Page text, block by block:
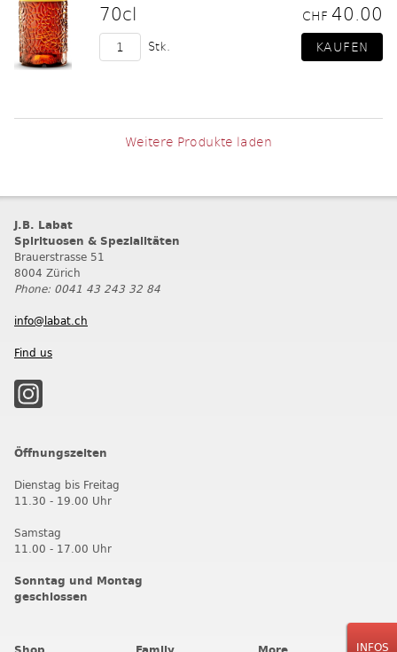
70cl CHF 40.00
Stk.
Weitere Produkte laden
INFOS
J.B. Labat
Spirituosen & Spezialitäten
Brauerstrasse 51
8004 Zürich
Phone: 0041 43 243 32 84
info@labat.ch
Find us
Öffnungszeiten
Dienstag bis Freitag
11.30 - 19.00 Uhr
Samstag
11.00 - 17.00 Uhr
Sonntag und Montag
geschlossen